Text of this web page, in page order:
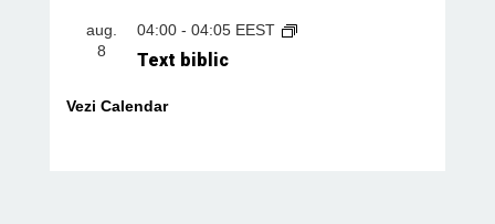
aug.
8
04:00- 04:05 EEST
Text biblic
Vezi Calendar